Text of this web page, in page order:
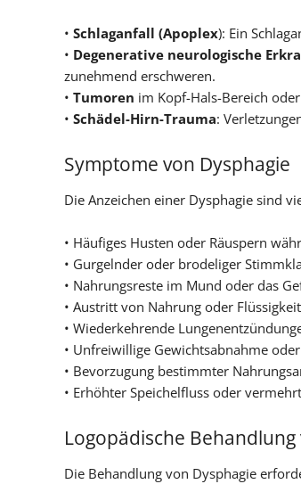
• Schlaganfall (Apoplex): Ein
• Degenerative neurologische
zunehmend erschweren.
• Tumoren im Kopf-Hals-Bereich
• Schädel-Hirn-Trauma:
Symptome von Dysphagie
Die Anzeichen einer Dysphagie sind
• Häufiges Husten oder Räuspern
• Gurgelnder oder brodeliger
• Nahrungsreste im Mund oder das
• Austritt von Nahrung oder
• Wiederkehrende
• Unfreiwillige Gewichtsabnahme
• Bevorzugung bestimmter
• Erhöhter Speichelfluss oder
Logopädische
Die Behandlung von Dysphagie